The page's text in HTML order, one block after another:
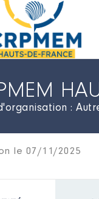
:
le 07/11/2025